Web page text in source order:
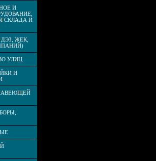
И
СКЛАДА И
ЖЕК,
УЛИЦ
И